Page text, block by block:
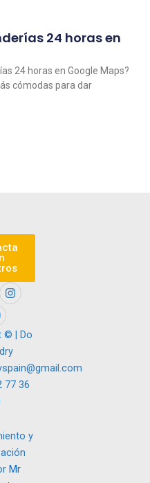
24 horas en
24 horas en Google Maps?
cómodas para dar
I
n
a
g
r
a
m
Y
o
© | Do
77 36
y
Mr